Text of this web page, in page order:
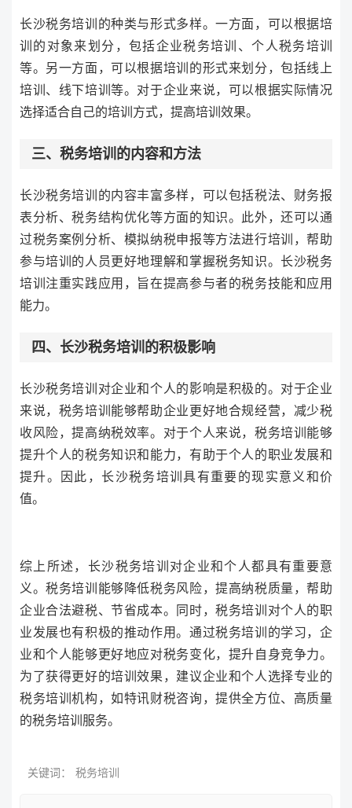
长沙税务培训的种类与形式多样。一方面，可以根据培
训的对象来划分，包括企业税务培训、个人税务培训
等。另一方面，可以根据培训的形式来划分，包括线上
培训、线下培训等。对于企业来说，可以根据实际情况
选择适合自己的培训方式，提高培训效果。
三、税务培训的内容和方法
长沙税务培训的内容丰富多样，可以包括税法、财务报
表分析、税务结构优化等方面的知识。此外，还可以通
过税务案例分析、模拟纳税申报等方法进行培训，帮助
参与培训的人员更好地理解和掌握税务知识。长沙税务
培训注重实践应用，旨在提高参与者的税务技能和应用
能力。
四、长沙税务培训的积极影响
长沙税务培训对企业和个人的影响是积极的。对于企业
来说，税务培训能够帮助企业更好地合规经营，减少税
收风险，提高纳税效率。对于个人来说，税务培训能够
提升个人的税务知识和能力，有助于个人的职业发展和
提升。因此，长沙税务培训具有重要的现实意义和价
值。
综上所述，长沙税务培训对企业和个人都具有重要意
义。税务培训能够降低税务风险，提高纳税质量，帮助
企业合法避税、节省成本。同时，税务培训对个人的职
业发展也有积极的推动作用。通过税务培训的学习，企
业和个人能够更好地应对税务变化，提升自身竞争力。
为了获得更好的培训效果，建议企业和个人选择专业的
税务培训机构，如特讯财税咨询，提供全方位、高质量
的税务培训服务。
关键词： 税务培训